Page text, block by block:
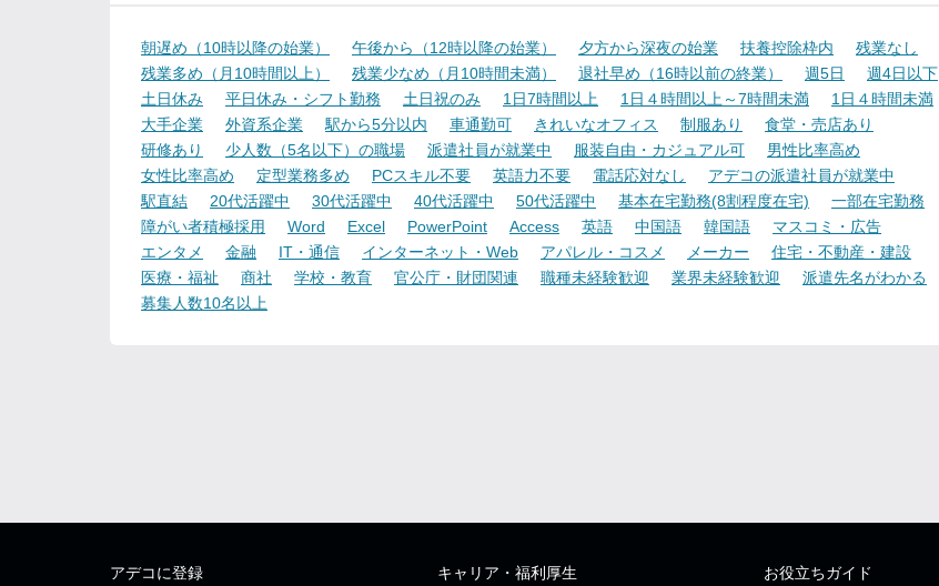
朝遅め（10時以降の始業） 午後から（12時以降の始業） 夕方から深夜の始業 扶養控除枠内
残業なし
残業多め（月10時間以上）
残業少なめ（月10時間未満） 退社早め（16時以前の終業） 週5日
週4日以下
土日休み
平日休み・シフト勤務 土日祝のみ 1日7時間以上 1日４時間以上～7時間未満
1日４時間未満
大手企業
外資系企業 駅から5分以内 車通勤可 きれいなオフィス 制服あり
食堂・売店あり
研修あり
少人数（5名以下）の職場 派遣社員が就業中 服装自由・カジュアル可
男性比率高め
女性比率高め
定型業務多め PCスキル不要 英語力不要 電話応対なし
アデコの派遣社員が就業中
駅直結
20代活躍中 30代活躍中 40代活躍中 50代活躍中 基本在宅勤務(8割程度在宅)
一部在宅勤務
障がい者積極採用
Word Excel PowerPoint Access 英語 中国語 韓国語
マスコミ・広告
エンタメ
金融 IT・通信 インターネット・Web アパレル・コスメ メーカー
住宅・不動産・建設
医療・福祉
商社 学校・教育 官公庁・財団関連 職種未経験歓迎 業界未経験歓迎
派遣先名がわかる
募集人数10名以上
アデコに登録
キャリア・福利厚生 お役立ちガイド